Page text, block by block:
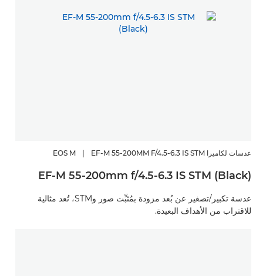
عدسات لكاميرا EOS M | EF-M 55-200MM F/4.5-6.3 IS STM
EF-M 55-200mm f/4.5-6.3 IS STM (Black)
عدسة تكبير/تصغير عن بُعد مزودة بمُثبِّت صور وSTM، تُعد مثالية
للاقتراب من الأهداف البعيدة.